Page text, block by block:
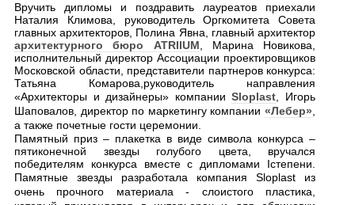
Вручить дипломы и поздравить лауреатов приехали
Наталия Климова, руководитель Оргкомитета Совета
главных архитекторов, Полина Явна, главный архитектор
архитектурного бюро ATRIIUM, Марина Новикова,
исполнительный директор Ассоциации проектировщиков
Московской области, представители партнеров конкурса:
Татьяна Комарова,руководитель направления
«Архитекторы и дизайнеры» компанииSloplast, Игорь
Шаповалов, директор по маркетингу компании «Лебер»,
а также почетные гости церемонии.
Памятный приз – плакетка в виде символа конкурса –
пятиконечной звезды голубого цвета, вручался
победителям конкурса вместе с дипломами Iстепени.
Памятные звезды разработала компания Sloplast из
очень прочного материала - слоистого пластика,